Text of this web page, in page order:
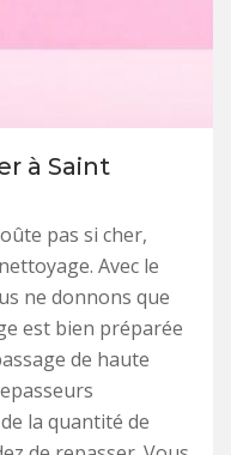
à Saint
pas si cher,
Avec le
ne donnons que
est bien préparée
de haute
la quantité de